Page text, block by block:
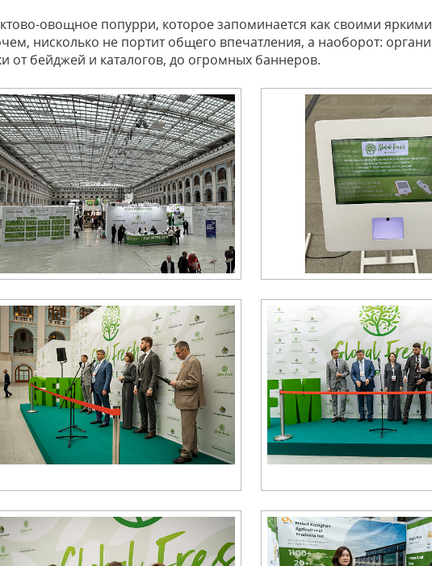
овощное попурри, которое запоминается как своими
нисколько не портит общего впечатления, а наоборот:
от бейджей и каталогов, до огромных баннеров.